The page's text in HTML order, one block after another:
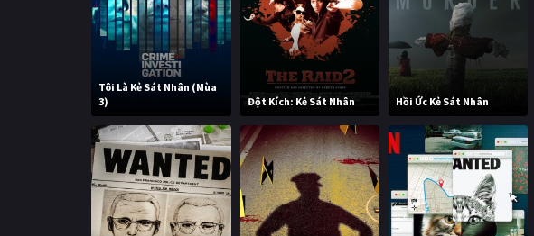
Tôi Là Kẻ Sát Nhân (Mùa
3)
Đột Kích: Kẻ Sát Nhân Hồi Ức Kẻ Sát Nhân